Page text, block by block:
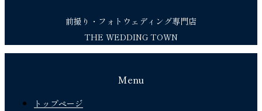
前撮り・フォトウェディング専門店
THE WEDDING TOWN
Menu
トップページ